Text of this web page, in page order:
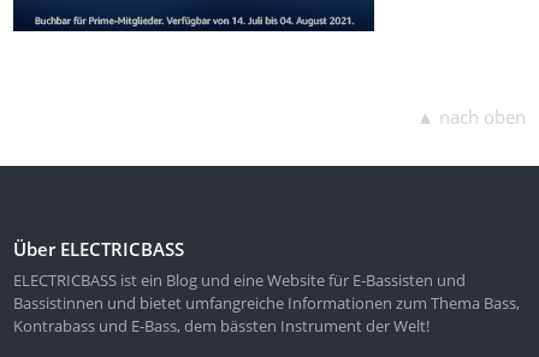
▲ nach oben
Über ELECTRICBASS
ELECTRICBASS ist ein Blog und eine Website für E-Bassisten und
Bassistinnen und bietet umfangreiche Informationen zum Thema Bass,
Kontrabass und E-Bass, dem bässten Instrument der Welt!